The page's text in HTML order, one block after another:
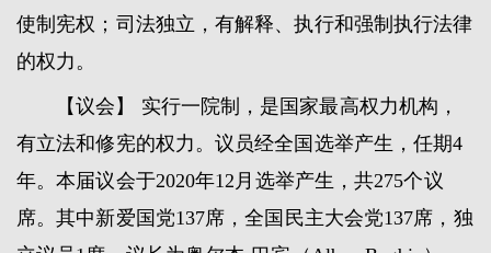
使制宪权；司法独立，有解释、执行和强制执行法律
的权力。
【议会】 实行一院制，是国家最高权力机构，
有立法和修宪的权力。议员经全国选举产生，任期4
年。本届议会于2020年12月选举产生，共275个议
席。其中新爱国党137席，全国民主大会党137席，独